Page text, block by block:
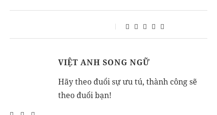
VIỆT ANH SONG NGỮ
Hãy theo đuổi sự ưu tú, thành công sẽ
theo đuổi bạn!